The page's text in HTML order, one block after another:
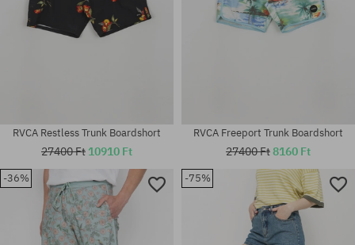
Elérhető méretek:
Elérhető méretek:
26; 27; 28; 29; 30
RVCA Restless Trunk Boardshort
27400 Ft 10910 Ft
RVCA Freeport Trunk Boardshort
27400 Ft8160 Ft
-36% -75%